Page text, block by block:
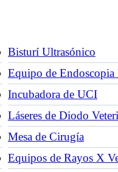
Bisturí Ultrasónico
Equipo de
Incubadora de UCI
Láseres de Diodo
Mesa de Cirugía
Equipos de Rayos X